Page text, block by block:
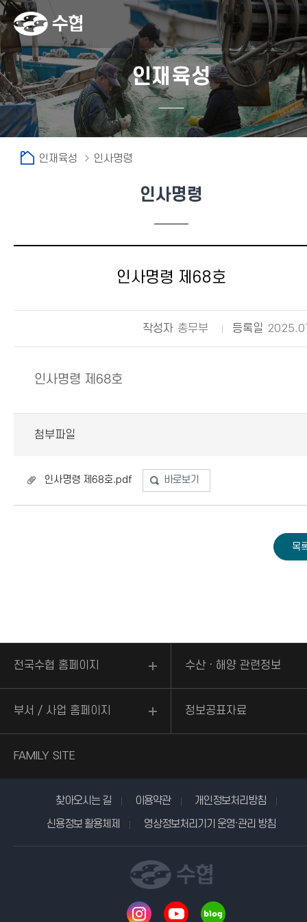
인재육성
인재육성 인사명령
인사명령
인사명령 제68호
작성자 총무부 등록일
인사명령 제68호
첨부파일
인사명령 제68호.pdf 바로보기
전국수협 홈페이지 수산ㆍ해양 관련정보
부서 / 사업 홈페이지 정보공표자료
FAMILY SITE
찾아오시는 길 이용약관
개인정보처리방침
신용정보 활용체제
영상정보처리기기 운영·관리 방침